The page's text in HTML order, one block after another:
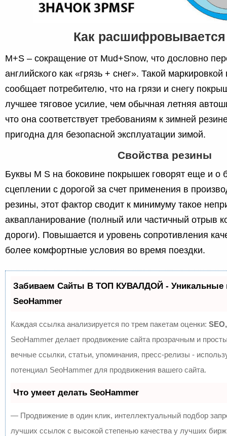
Как расшифровывается
M+S – сокращение от Mud+Snow, что дословно
английского как «грязь + снег». Такой
сообщает потребителю, что на грязи и снегу
лучшее тяговое усилие, чем обычная летняя
что она соответствует требованиям к зимней
пригодна для безопасной эксплуатации зимой.
Свойства резины
Буквы M S на боковине покрышек говорят еще и о
сцеплении с дорогой за счет применения в
резины, этот фактор сводит к минимуму такое
аквапланирование (полный или частичный отрыв
дороги). Повышается и уровень сопротивления
более комфортные условия во время поездки.
Забиваем Сайты В ТОП КУВАЛДОЙ - Уникальные
SeoHammer
Каждая ссылка анализируется по трем пакетам оценки:
SeoHammer делает продвижение сайта прозрачным и
вечные ссылки, статьи, упоминания, пресс-релизы -
потенциал SeoHammer для продвижения вашего сайта.
Что умеет делать SeoHammer
— Продвижение в один клик, интеллектуальный подбор
лучших ссылок с высокой степенью качества у лучших